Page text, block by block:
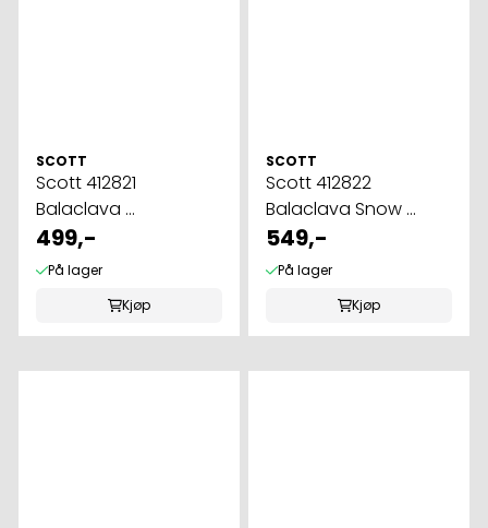
SCOTT
Scott 412821
Balaclava ...
499,-
På lager
Kjøp
SCOTT
Scott 412822
Balaclava Snow ...
549,-
På lager
Kjøp